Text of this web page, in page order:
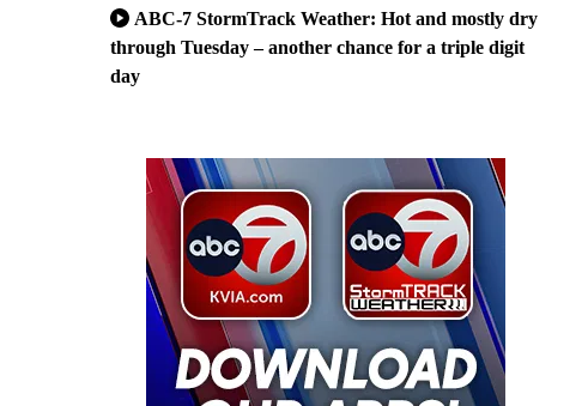
ABC-7 StormTrack Weather: Hot and mostly dry
through Tuesday – another chance for a triple digit
day